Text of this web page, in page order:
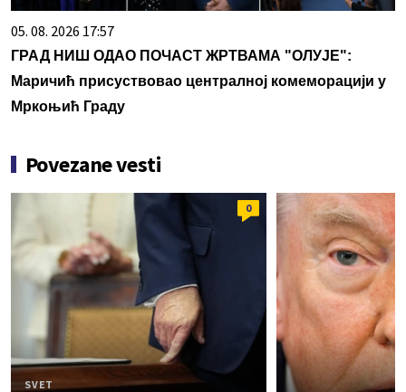
05. 08. 2026 17:57
ГРАД НИШ ОДАО ПОЧАСТ ЖРТВАМА "ОЛУЈЕ":
Маричић присуствовао централној комеморацији у
Мркоњић Граду
Povezane vesti
0
SVET